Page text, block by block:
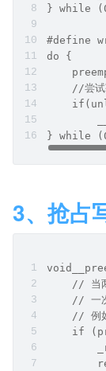
} while
#define
do {
//尝
} while
3、抢占
// 当
// 一
// 例
if